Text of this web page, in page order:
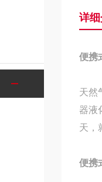
详
便携
天然
器液
天，
便携